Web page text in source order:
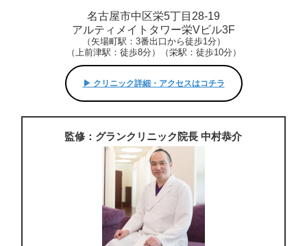
名古屋市中区栄5丁目28-19
アルティメイトタワー栄Vビル3F
（矢場町駅：3番出口から徒歩1分）
（上前津駅：徒歩8分）（栄駅：徒歩10分）
▶︎ クリニック詳細・アクセスはコチラ
監修：グランクリニック院長 中村恭介